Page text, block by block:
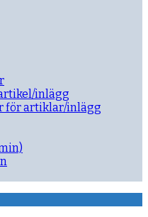
inlägg
för artiklar/inlägg